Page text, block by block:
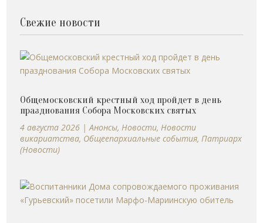
Свежие новости
Общемосковский крестный ход пройдет в день
празднования Собора Московских святых
4 августа 2026 |Анонсы,Новости,Новости
викариатства, Общеепархиальные события,Патриарх
(Новости)